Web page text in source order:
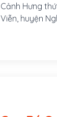
Cảnh Hưng
Viễn, huyện